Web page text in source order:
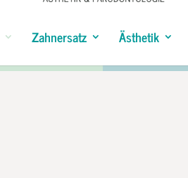
Zahnersatz Ästhetik